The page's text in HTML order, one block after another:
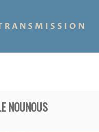
NOUNOUS